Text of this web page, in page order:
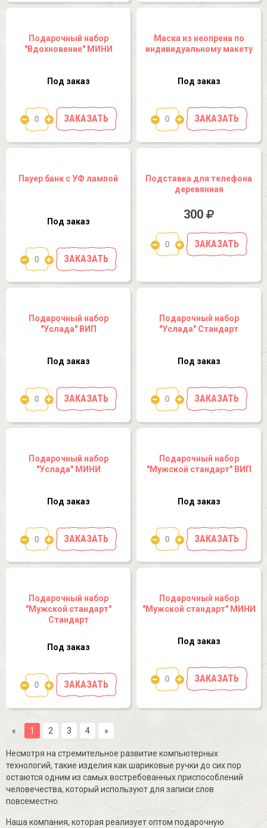
Подарочный набор
"Вдохновение" МИНИ
Под заказ
ЗАКАЗАТЬ
Маска из неопрена по
индивидуальному макету
Под заказ
ЗАКАЗАТЬ
Пауер банк с УФ лампой
Под заказ
ЗАКАЗАТЬ
Подставка для телефона
деревянная
300
ЗАКАЗАТЬ
Подарочный набор
"Услада" ВИП
Под заказ
ЗАКАЗАТЬ
Подарочный набор
"Услада" Стандарт
Под заказ
ЗАКАЗАТЬ
Подарочный набор
"Услада" МИНИ
Под заказ
ЗАКАЗАТЬ
Подарочный набор
"Мужской стандарт" ВИП
Под заказ
ЗАКАЗАТЬ
Подарочный набор
"Мужской стандарт"
Стандарт
Под заказ
ЗАКАЗАТЬ
Подарочный набор
"Мужской стандарт" МИНИ
Под заказ
ЗАКАЗАТЬ
« 1 2 3 4 »
Несмотря на стремительное развитие компьютерных
технологий, такие изделия как шариковые ручки до сих пор
остаются одним из самых востребованных приспособлений
человечества, который используют для записи слов
повсеместно.
Наша компания, которая реализует оптом подарочную